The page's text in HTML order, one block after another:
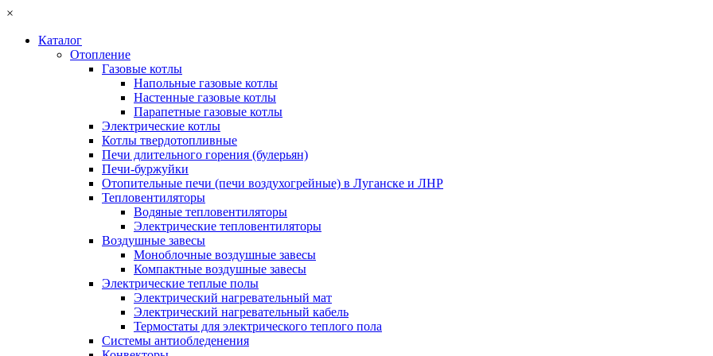
×
Каталог
Отопление
Газовые котлы
Напольные газовые котлы
Настенные газовые котлы
Парапетные газовые котлы
Электрические котлы
Котлы твердотопливные
Печи длительного горения (булерьян)
Печи-буржуйки
Отопительные печи (печи воздухогрейные) в Луганске и ЛНР
Тепловентиляторы
Водяные тепловентиляторы
Электрические тепловентиляторы
Воздушные завесы
Моноблочные воздушные завесы
Компактные воздушные завесы
Электрические теплые полы
Электрический нагревательный мат
Электрический нагревательный кабель
Термостаты для электрического теплого пола
Системы антиобледенения